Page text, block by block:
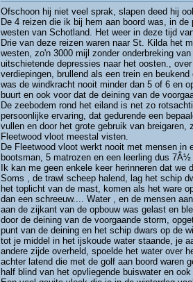
Ofschoon hij niet veel sprak, slapen deed hij
De 4 reizen die ik bij hem aan boord was, in
westen van Schotland. Het weer in deze tijd
Drie van deze reizen waren naar St. Kilda het
westen, zo'n 3000 mijl zonder onderbreking
uitschietende depressies naar het oosten.,
verdiepingen, brullend als een trein en
was de windkracht nooit minder dan 5 of 6 en
buurt en ook voor dat de deining van de
De zeebodem rond het eiland is net zo
persoonlijke ervaring, dat gedurende een
vullen en door het grote gebruik van
Fleetwood vloot meestal visten.
De Fleetwood vloot werkt nooit met mensen
bootsman, 5 matrozen en een leerling dus
Ik kan me geen enkele keer herinneren dat
Soms , de trawl scheep halend, lag het schip
het toplicht van de mast, komen als het ware
dan een schreeuw.... Water , en de mensen
aan de zijkant van de opbouw was gelast en
door de deining van de voorgaande storm,
punt van de deining en het schip dwars op de
tot je middel in het ijskoude water staande, je
andere zijde overheld, spoelde het water over
achter latend die met de golf aan boord waren
half blind van het opvliegende buiswater en